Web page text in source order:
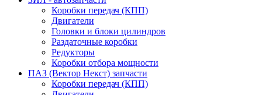
Коробки передач (КПП)
Двигатели
Головки и блоки цилиндров
Раздаточные коробки
Редукторы
Коробки отбора мощности
ПАЗ (Вектор Некст) запчасти
Коробки передач (КПП)